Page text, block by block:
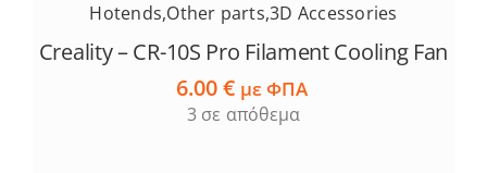
Hotends,Other parts,3D Accessories
Creality – CR-10S Pro Filament Cooling Fan
6.00€ με ΦΠΑ
3 σε απόθεμα